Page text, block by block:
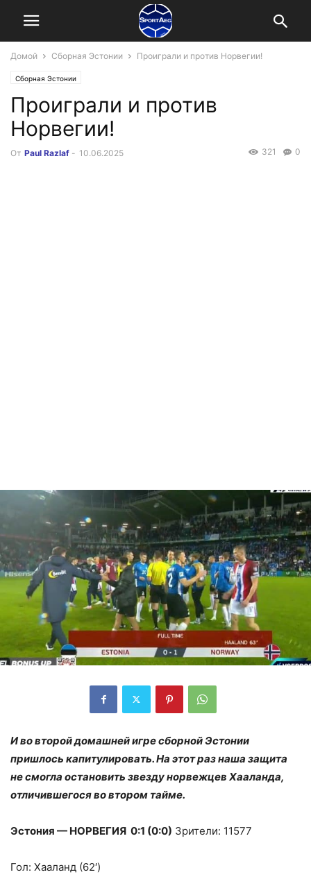
Домой Сборная Эстонии Проиграли и против Норвегии!
Сборная Эстонии
Проиграли и против
Норвегии!
От Paul Razlaf - 10.06.2025 0
321
И во второй домашней игре сборной Эстонии
пришлось капитулировать. На этот раз наша защита
не смогла остановить звезду норвежцев Хааланда,
отличившегося во втором тайме.
Эстония — НОРВЕГИЯ 0:1 (0:0) Зрители: 11577
Гол: Хааланд (62′)